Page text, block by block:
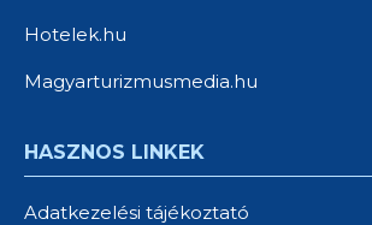
Hotelek.hu
Magyarturizmusmedia.hu
HASZNOS LINKEK
Adatkezelési tájékoztató